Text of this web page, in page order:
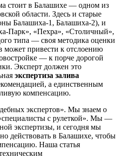
стоит в Балашихе — одном из
области. Здесь и старые
Балашиха-1, Балашиха-2), и
Парк», «Пехра», «Столичный»,
типа — своя методика оценки
может привести к отслоению
— к порче дорогой
Эксперт должен это
экспертиза залива
а единственным
компенсацию.
экспертов». Мы знаем о
с рулеткой». Мы —
экспертизы, и сегодня мы
действовать в Балашихе, чтобы
Наша статья